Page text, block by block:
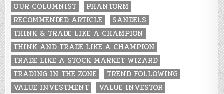
OUR COLUMNIST
PHANTORM
RECOMMENDED ARTICLE
SANDELS
THINK & TRADE LIKE A CHAMPION
THINK AND TRADE LIKE A CHAMPION
TRADE LIKE A STOCK MARKET WIZARD
TRADING IN THE ZONE
TREND FOLLOWING
VALUE INVESTMENT
VALUE INVESTOR